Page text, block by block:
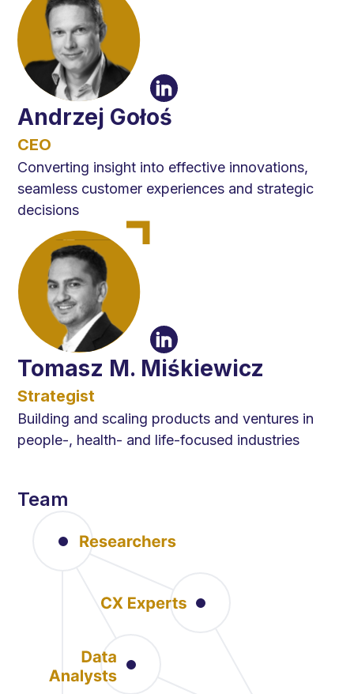
Andrzej Gołoś
CEO
Converting insight into effective innovations,
seamless customer experiences and strategic
decisions
Tomasz M. Miśkiewicz
Strategist
Building and scaling products and ventures in
people-, health- and life-focused industries
Team